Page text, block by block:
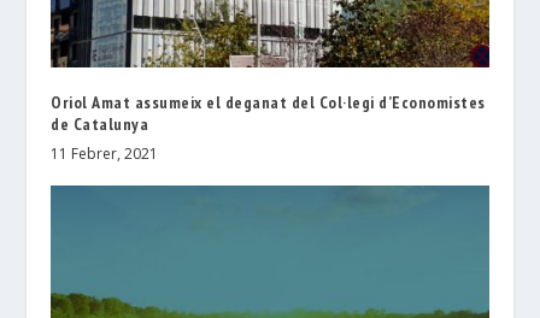
Oriol Amat assumeix el deganat del Col·legi d’Economistes
de Catalunya
11 Febrer, 2021